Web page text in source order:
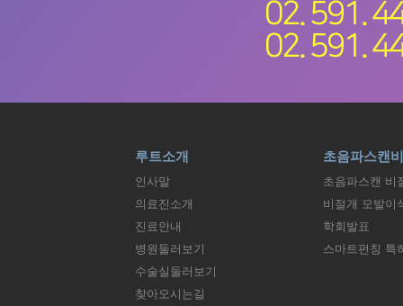
루트소개
인사말
의료진소개
진료안내
병원둘러보기
수술실둘러보기
찾아오시는길
초음파스캔
초음파스캔 비
비절개 모발이
학회발표
스마트펀칭 특